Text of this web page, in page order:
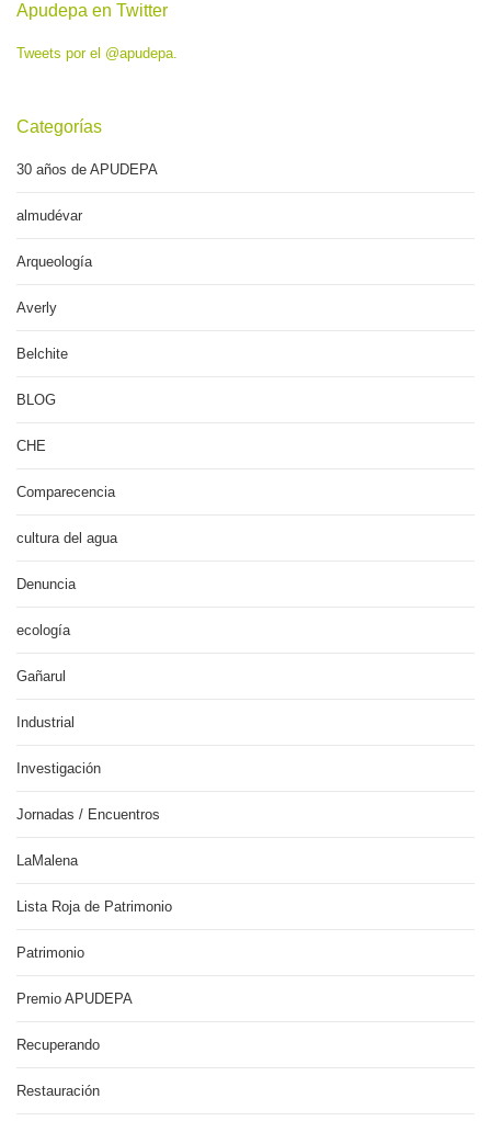
Apudepa en Twitter
Tweets por el @apudepa.
Categorías
30 años de APUDEPA
almudévar
Arqueología
Averly
Belchite
BLOG
CHE
Comparecencia
cultura del agua
Denuncia
ecología
Gañarul
Industrial
Investigación
Jornadas / Encuentros
LaMalena
Lista Roja de Patrimonio
Patrimonio
Premio APUDEPA
Recuperando
Restauración